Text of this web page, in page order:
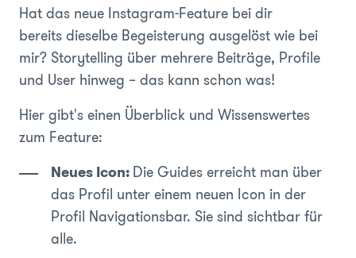
Hat das neue Instagram-Feature bei dir
bereits dieselbe Begeisterung ausgelöst wie bei
mir? Storytelling über mehrere Beiträge, Profile
und User hinweg – das kann schon was!
Hier gibt's einen Überblick und Wissenswertes
zum Feature:
Neues Icon:Die Guides erreicht man über
das Profil unter einem neuen Icon in der
Profil Navigationsbar. Sie sind sichtbar für
alle.